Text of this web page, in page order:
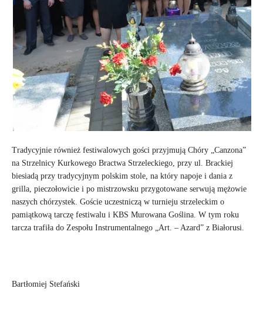
Tradycyjnie również festiwalowych gości przyjmują Chóry „Canzona”
na Strzelnicy Kurkowego Bractwa Strzeleckiego, przy ul. Brackiej
biesiadą przy tradycyjnym polskim stole, na który napoje i dania z
grilla, pieczołowicie i po mistrzowsku przygotowane serwują mężowie
naszych chórzystek. Goście uczestniczą w turnieju strzeleckim o
pamiątkową tarczę festiwalu i KBS Murowana Goślina. W tym roku
tarcza trafiła do Zespołu Instrumentalnego „Art. – Azard” z Białorusi.
Bartłomiej Stefański